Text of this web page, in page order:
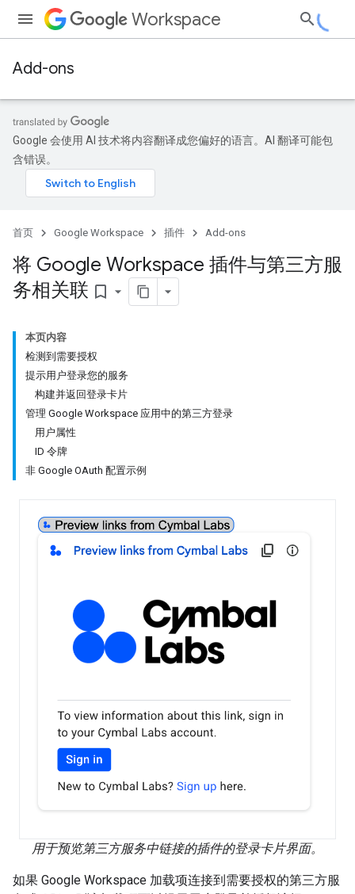
Workspace
Add-ons
Google 会使用 AI 技术将内容翻译成您偏好的语言。AI 翻译可能包
含错误。
首页 Google Workspace 插件 Add-ons
将 Google Workspace 插件与第三方服
务相关联 bookmark_border
本页内容
检测到需要授权
提示用户登录您的服务
构建并返回登录卡片
管理 Google Workspace 应用中的第三方登录
用户属性
ID 令牌
非 Google OAuth 配置示例
用于预览第三方服务中链接的插件的登录卡片界面。
如果 Google Workspace 加载项连接到需要授权的第三方服